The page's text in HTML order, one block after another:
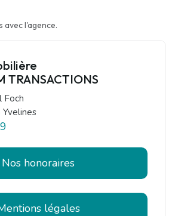
avec l'agence.
TRANSACTIONS
Foch
Nos honoraires
légales